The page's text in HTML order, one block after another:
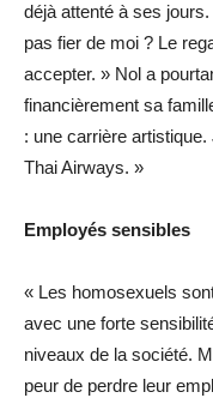
déjà attenté à ses jours.
pas fier de moi ? Le
accepter. » Nol a
financièrement sa
: une carrière
Thai Airways. »
Employés sensibles
« Les homosexuels
avec une forte
niveaux de la société.
peur de perdre leur